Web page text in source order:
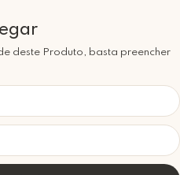
deste Produto, basta preencher